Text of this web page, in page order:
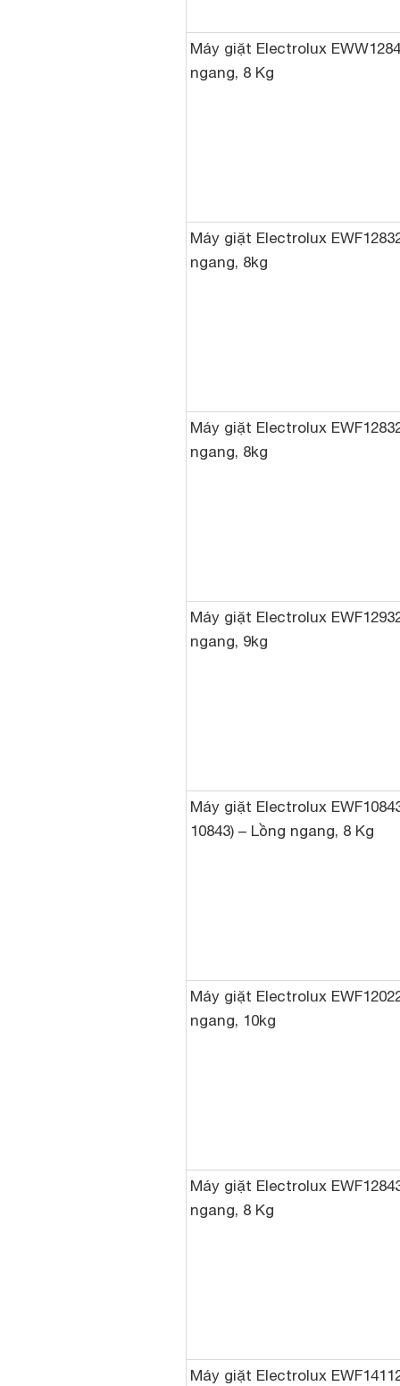
Máy giặt Electrolux
ngang, 8 Kg
Máy giặt Electrolux
ngang, 8kg
Máy giặt Electrolux
ngang, 8kg
Máy giặt Electrolux
ngang, 9kg
Máy giặt Electrolux
10843) – Lồng ngang, 8 Kg
Máy giặt Electrolux
ngang, 10kg
Máy giặt Electrolux
ngang, 8 Kg
Máy giặt Electrolux